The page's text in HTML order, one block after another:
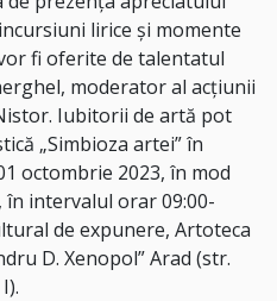
lirice și momente
fi oferite de talentatul
moderator al acțiunii
Iubitorii de artă pot
„Simbioza artei” în
octombrie 2023, în mod
intervalul orar 09:00-
de expunere, Artoteca
D. Xenopol” Arad (str.